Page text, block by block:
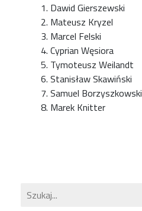
Dawid Gierszewski
Mateusz Kryzel
Marcel Felski
Cyprian Węsiora
Tymoteusz Weilandt
Stanisław Skawiński
Samuel Borzyszkowski
Marek Knitter